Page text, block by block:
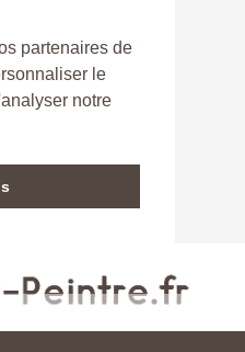
partenaires de
le
notre